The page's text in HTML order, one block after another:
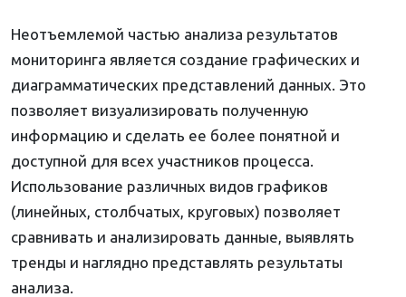
Неотъемлемой частью анализа результатов
мониторинга является создание графических и
диаграмматических представлений данных. Это
позволяет визуализировать полученную
информацию и сделать ее более понятной и
доступной для всех участников процесса.
Использование различных видов графиков
(линейных, столбчатых, круговых) позволяет
сравнивать и анализировать данные, выявлять
тренды и наглядно представлять результаты
анализа.